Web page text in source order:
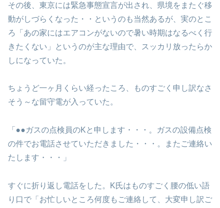
その後、東京には緊急事態宣言が出され、県境をまたぐ移
動がしづらくなった・・というのも当然あるが、実のとこ
ろ「あの家にはエアコンがないので暑い時期はなるべく行
きたくない」というのが主な理由で、スッカリ放ったらか
しになっていた。
ちょうど一ヶ月くらい経ったころ、ものすごく申し訳なさ
そう～な留守電が入っていた。
「●●ガスの点検員のKと申します・・・。ガスの設備点検
の件でお電話させていただきました・・・。またご連絡い
たします・・・」
すぐに折り返し電話をした。K氏はものすごく腰の低い語
り口で「お忙しいところ何度もご連絡して、大変申し訳ご